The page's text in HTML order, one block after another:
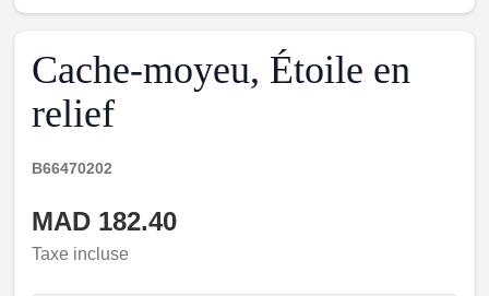
Cache-moyeu, Étoile en
relief
B66470202
MAD 182.40
Taxe incluse